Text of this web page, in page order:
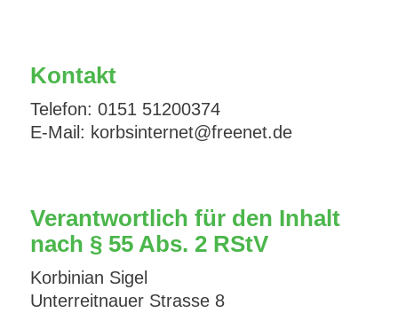
Kontakt
Telefon: 0151 51200374
E-Mail: korbsinternet@freenet.de
Verantwortlich für den Inhalt
nach § 55 Abs. 2 RStV
Korbinian Sigel
Unterreitnauer Strasse 8